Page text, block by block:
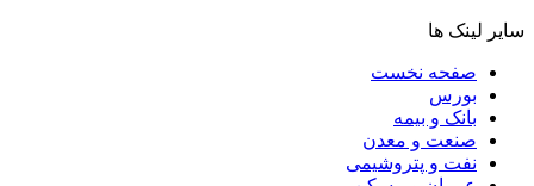
سایر لینک ها
صفحه نخست
بورس
بانک و بیمه
صنعت و معدن
نفت و پتروشیمی